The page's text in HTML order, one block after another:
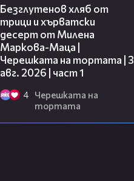
Безглутенов хляб от
трици и хърватски
десерт от Милена
Маркова-Маца |
Черешката на тортата | 3
авг. 2026 | част 1
4
Черешката на
тортата